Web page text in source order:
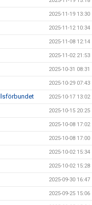
2025-11-19 13:30
2025-11-12 10:34
2025-11-08 12:14
2025-11-02 21:53
2025-10-31 08:31
2025-10-29 07:43
2025-10-17 13:02
2025-10-15 20:25
2025-10-08 17:02
2025-10-08 17:00
2025-10-02 15:34
2025-10-02 15:28
2025-09-30 16:47
2025-09-25 15:06